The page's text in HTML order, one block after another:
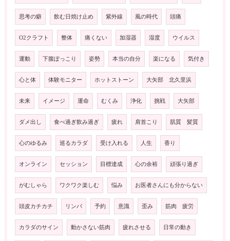
思考の癖 飲む日焼け止め 紫外線 風の時代 頭痛
O2クラフト 整体 痛くない 加湿器 湿度 ウイルス
運動 下腹ぽっこり 姿勢 本当の自分 楽になる 気付き
心と体 体験モニター ホットストーン 大矢部 北久里浜
未来 イメージ 運命 むくみ 浄化 挑戦 大矢部
ダメ出し 食べ過ぎ飲み過ぎ 疲れ 肩首こり 肌質 髪質
心のゆるみ 巡るカラダ 受け入れる 人生 香り
オンライン セッション 目標達成 心の余裕 頑張り過ぎ
がむしゃら ワクワク楽しむ 悩み お医者さんにも分からない
頭皮カチカチ リンパ 予約 意識 歪み 筋肉 疲労
カラダのサイン 動かさない筋肉 疲れさせる 日常の動き